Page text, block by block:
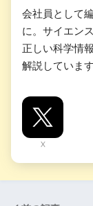
会社員として
に。サイエン
正しい科学情
解説しています
X